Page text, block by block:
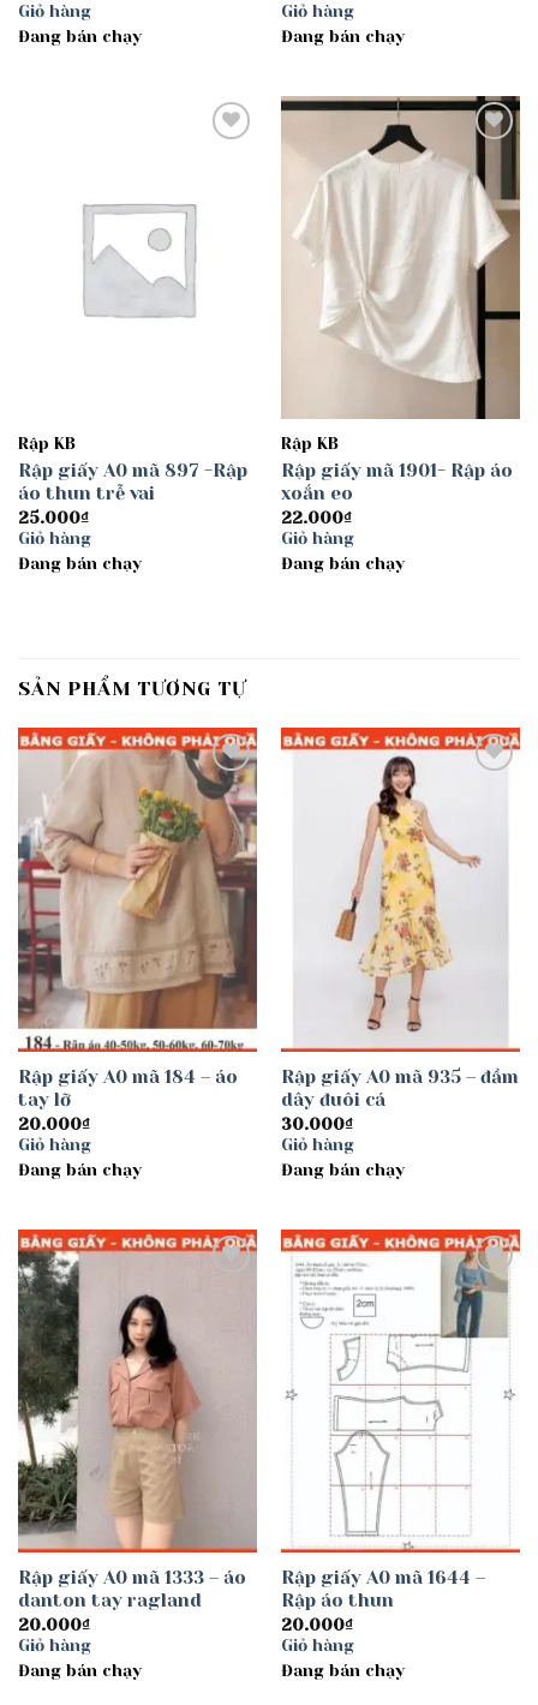
Giỏ hàng
Đang bán chạy
Giỏ hàng
Đang bán chạy
Rập KB
Rập giấy A0 mã 897 -Rập
áo thun trễ vai
25.000₫
Giỏ hàng
Đang bán chạy
wishlist
Rập KB
Rập giấy mã 1901- Rập áo
xoắn eo
22.000₫
Giỏ hàng
Đang bán chạy
SẢN PHẨM TƯƠNG TỰ
Add to
wishlist
Rập giấy A0 mã 184 – áo
tay lỡ
20.000₫
Giỏ hàng
Đang bán chạy
Rập giấy A0 mã 935 – đầm
dây đuôi cá
30.000₫
Giỏ hàng
Đang bán chạy
Rập giấy A0 mã 1333 – áo
danton tay ragland
20.000₫
Giỏ hàng
Đang bán chạy
Add to
wishlist
Rập giấy A0 mã 1644 –
Rập áo thun
20.000₫
Giỏ hàng
Đang bán chạy